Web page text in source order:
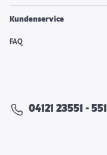
Kundenservice
FAQ
04121 23551 - 551